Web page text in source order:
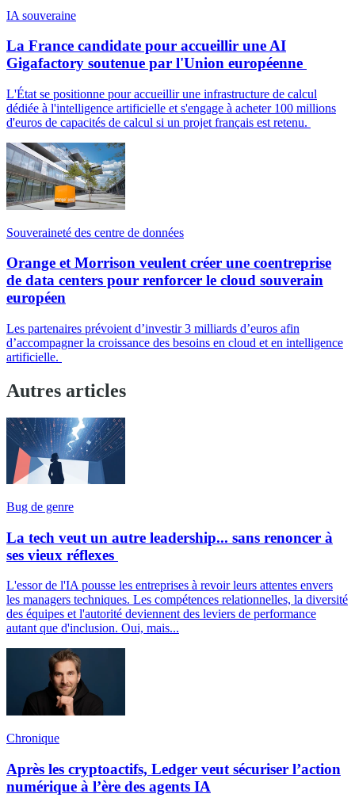
IA souveraine
La France candidate pour accueillir une AI
Gigafactory soutenue par l'Union européenne
L'État se positionne pour accueillir une infrastructure de calcul
dédiée à l'intelligence artificielle et s'engage à acheter 100 millions
d'euros de capacités de calcul si un projet français est retenu.
Souveraineté des centre de données
Orange et Morrison veulent créer une coentreprise
de data centers pour renforcer le cloud souverain
européen
Les partenaires prévoient d’investir 3 milliards d’euros afin
d’accompagner la croissance des besoins en cloud et en intelligence
artificielle.
Autres articles
Bug de genre
La tech veut un autre leadership... sans renoncer à
ses vieux réflexes
L'essor de l'IA pousse les entreprises à revoir leurs attentes envers
les managers techniques. Les compétences relationnelles, la diversité
des équipes et l'autorité deviennent des leviers de performance
autant que d'inclusion. Oui, mais...
Chronique
Après les cryptoactifs, Ledger veut sécuriser l’action
numérique à l’ère des agents IA